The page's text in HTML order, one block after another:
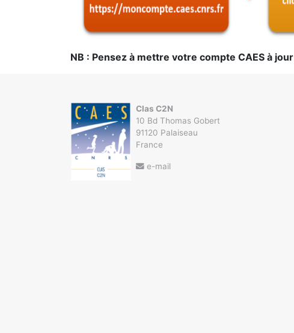
NB : Pensez à mettre votre compte CAES à jour
Clas C2N
10 Bd Thomas Gobert
91120 Palaiseau
France
e-mail